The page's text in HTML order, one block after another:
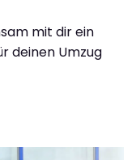
mit dir ein
deinen Umzug